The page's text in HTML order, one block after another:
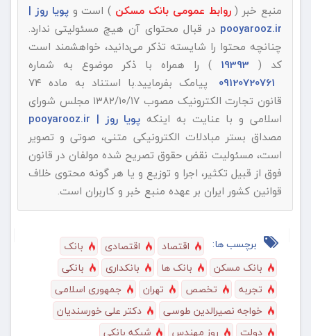
منبع خبر (روابط عمومی بانک مسکن ) است وپویا روز |
pooyarooz.ir در قبال محتوای آن هیچ مسئولیتی ندارد.
چنانچه محتوا را شایسته تذکر می‌دانید، خواهشمند است
کد (
) را همراه با ذکر موضوع به شماره
پیامک بفرمایید.با استناد به ماده ۷۴
قانون تجارت الکترونیک مصوب ۱۳۸۲/۱۰/۱۷ مجلس شورای
اسلامی و با عنایت به اینکه پویا روز | pooyarooz.ir
مصداق بستر مبادلات الکترونیکی متنی، صوتی و تصویر
است، مسئولیت نقض حقوق تصریح شده مولفان در قانون
فوق از قبیل تکثیر، اجرا و توزیع و یا هر گونه محتوی خلاف
قوانین کشور ایران بر عهده منبع خبر و کاربران است.
برچسب ها: اقتصاد اقتصادی
بانک
بانک مسکن
بانک ها بانکداری
بانکی
تجربه
تخصص تهران
جمهوری اسلامی
خواجه نصیرالدین طوسی
دکتر علی خورسندیان
دولت
روز مهندس
شبکه بانکی